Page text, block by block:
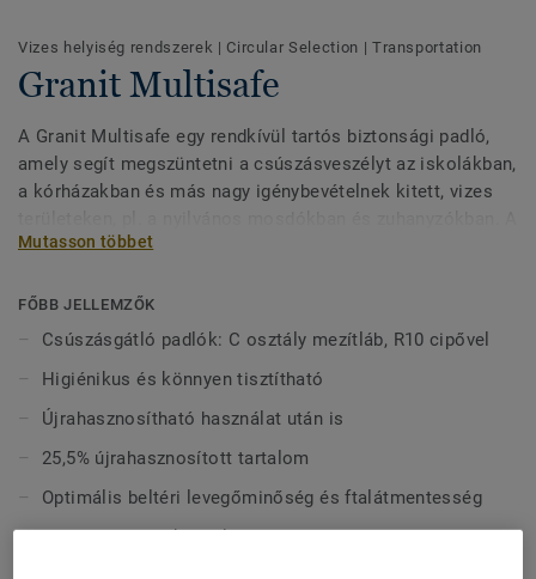
Vizes helyiség rendszerek | Circular Selection | Transportation
Granit Multisafe
A Granit Multisafe egy rendkívül tartós biztonsági padló,
amely segít megszüntetni a csúszásveszélyt az iskolákban,
a kórházakban és más nagy igénybevételnek kitett, vizes
rücskös felületű csúszásgátló kialakítás magas szintű
ha a padlót víz és szappan borítja. A 8-féle szín speciálisan
úgy van megtervezve, hogy passzoljon az iQ Granit
többfunkciós termékcsalád többi termékéhez és
kiegészítőjéhez. Az Aquasens része, a teljes vizes helyiség
koncepció, beleértve az összehangolt padlóburkolatokat
Excellence padlóval is összehangolható.
Mutasson többet
FŐBB JELLEMZŐK
Csúszásgátló padlók: C osztály mezítláb, R10 cipővel
Higiénikus és könnyen tisztítható
Újrahasznosítható használat után is
25,5% újrahasznosított tartalom
Optimális beltéri levegőminőség és ftalátmentesség
Svédországban készül